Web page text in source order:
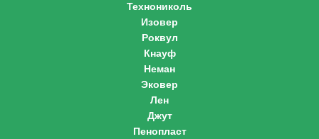
Технониколь
Изовер
Роквул
Кнауф
Неман
Эковер
Лен
Джут
Пенопласт